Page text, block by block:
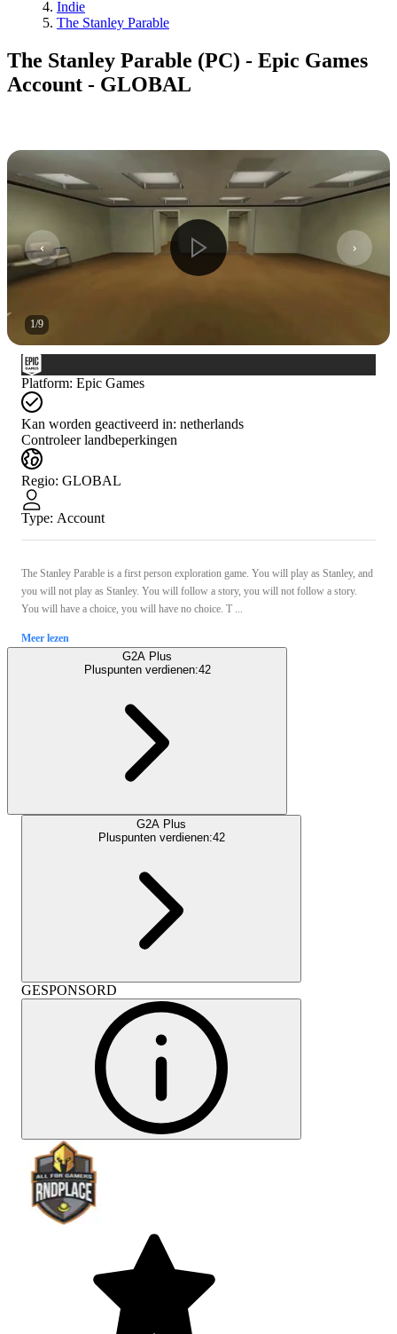
Indie
The Stanley Parable
The Stanley Parable (PC) - Epic Games
Account - GLOBAL
1/9
Platform: Epic Games
Kan worden geactiveerd in: netherlands
Controleer landbeperkingen
Regio: GLOBAL
Type: Account
The Stanley Parable is a first person exploration game. You will play as Stanley, and
you will not play as Stanley. You will follow a story, you will not follow a story.
You will have a choice, you will have no choice. T ...
Meer lezen
G2A Plus
Pluspunten verdienen:42
G2A Plus
Pluspunten verdienen:42
GESPONSORD